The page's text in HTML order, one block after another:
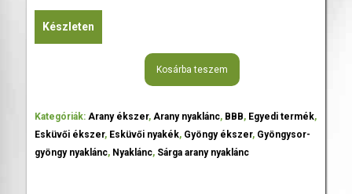
Készleten
Kosárba teszem
Kategóriák: Arany ékszer, Arany nyaklánc, BBB, Egyedi termék,
Esküvői ékszer, Esküvői nyakék, Gyöngy ékszer, Gyöngysor-
gyöngy nyaklánc, Nyaklánc, Sárga arany nyaklánc